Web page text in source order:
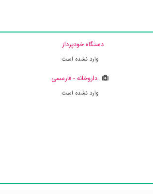
دستگاه خودپرداز
وارد نشده است
داروخانه - فارمسی
وارد نشده است